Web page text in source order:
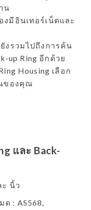
น
มีอินเทอร์เน็ตและ
งรวมไปถึงการค้น
up Ring อีกด้วย
Housing เลือก
ของคุณ
และ Back-
นิ้ว
: AS568,